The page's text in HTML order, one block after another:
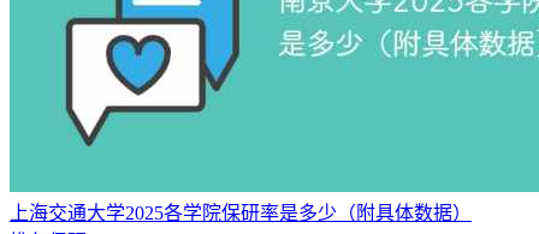
上海交通大学2025各学院保研率是多少（附具体数据）